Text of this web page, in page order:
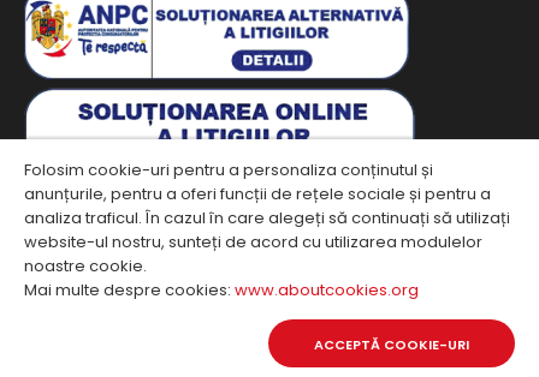
Join our Newsletter
TE!
Copyright © 2019, Turiac. All Rights Reserved.
Folosim cookie-uri pentru a personaliza conținutul și
anunțurile, pentru a oferi funcții de rețele sociale și pentru a
analiza traficul. În cazul în care alegeți să continuați să utilizați
website-ul nostru, sunteți de acord cu utilizarea modulelor
noastre cookie.
Mai multe despre cookies: www.aboutcookies.org
ACCEPTĂ COOKIE-URI